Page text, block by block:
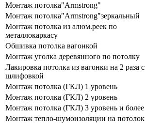
Монтаж потолка"Armstrong"
Монтаж потолка"Armstrong"зеркальный
Монтаж потолка из алюм.реек по
металлокаркасу
Обшивка потолка вагонкой
Монтаж уголка деревянного по потолку
Лакировка потолка из вагонки на 2 раза с
шлифовкой
Монтаж потолка (ГКЛ) 1 уровень
Монтаж потолка (ГКЛ) 2 уровень
Монтаж потолка (ГКЛ) 3 уровень и более
Монтаж тепло-шумоизоляции на потолок